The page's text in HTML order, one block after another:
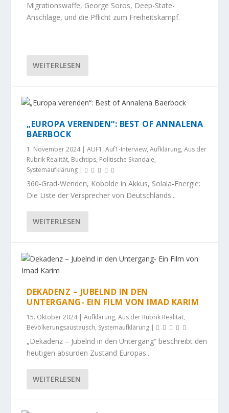
Migrationswaffe, George Soros, Deep-State-
Anschläge, und die Pflicht zum Freiheitskampf.
WEITERLESEN
„EUROPA VERENDEN“: BEST OF ANNALENA
BAERBOCK
1. November 2024|AUF1 ,Auf1-Interview,Aufklärung,Aus der
Rubrik Realität, Buchtips, Politische Skandale,
Systemaufklärung |
360-Grad-Wenden, Kobolde in Akkus, Solala-Energie:
Die Liste der Versprecher von Deutschlands...
WEITERLESEN
DEKADENZ – JUBELND IN DEN
UNTERGANG- EIN FILM VON IMAD KARIM
15. Oktober 2024|Aufklärung,Aus der Rubrik Realität,
Bevölkerungsaustausch, Systemaufklärung |
„Dekadenz – Jubelnd in den Untergang“ beschreibt den
heutigen absurden Zustand Europas...
WEITERLESEN